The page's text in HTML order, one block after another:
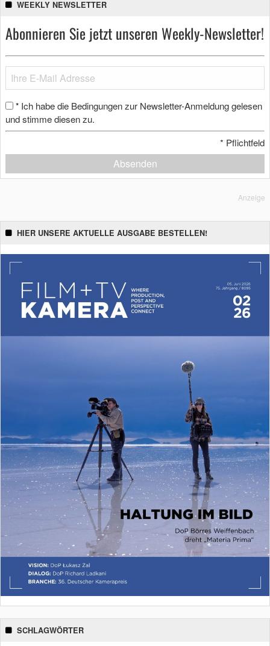
WEEKLY NEWSLETTER
Abonnieren Sie jetzt unseren Weekly-Newsletter!
* Ich habe die Bedingungen zur Newsletter-Anmeldung gelesen
und stimme diesen zu.
* Pflichtfeld
Absenden
Anzeige
HIER UNSERE AKTUELLE AUSGABE BESTELLEN!
SCHLAGWÖRTER